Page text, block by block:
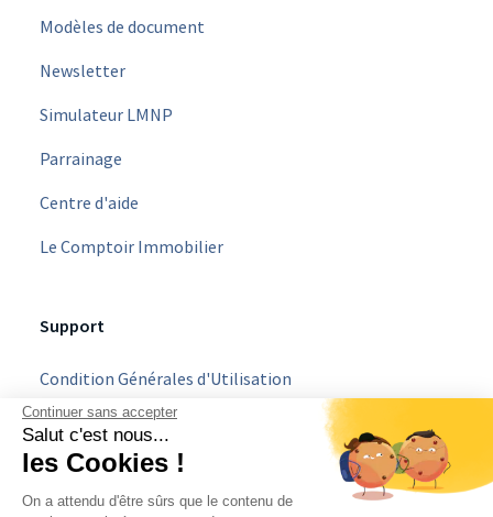
Continuer sans accepter
Salut c'est nous...
les Cookies !
On a attendu d'être sûrs que le contenu de
Modèles de document
Newsletter
Simulateur LMNP
Parrainage
Centre d'aide
Le Comptoir Immobilier
Support
Condition Générales d'Utilisation
Mentions légales
Politique Vie Privée
C.G.U Parrainage